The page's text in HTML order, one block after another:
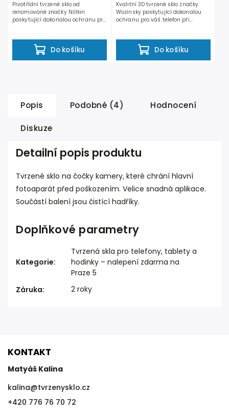
Do košíku
Prvotřídní tvrzené sklo od
renomované značky Nillkin
poskytující dokonalou ochranu pro
Do košíku
Kvalitní 3D tvrzené sklo značky
Wozinsky poskytující dokonalou
ochranu pro váš telefon při
Popis Podobné (4) Hodnocení
Diskuze
Detailní popis produktu
Tvrzené sklo na čočky kamery, které chrání hlavní
fotoaparát před poškozením. Velice snadná aplikace.
Součástí balení jsou čistící hadříky.
Doplňkové parametry
Kategorie:
Tvrzená skla pro telefony, tablety a
hodinky – nalepení zdarma na
Praze 5
Záruka: 2 roky
KONTAKT
Matyáš Kalina
kalina@tvrzenysklo.cz
+420 776 76 70 72